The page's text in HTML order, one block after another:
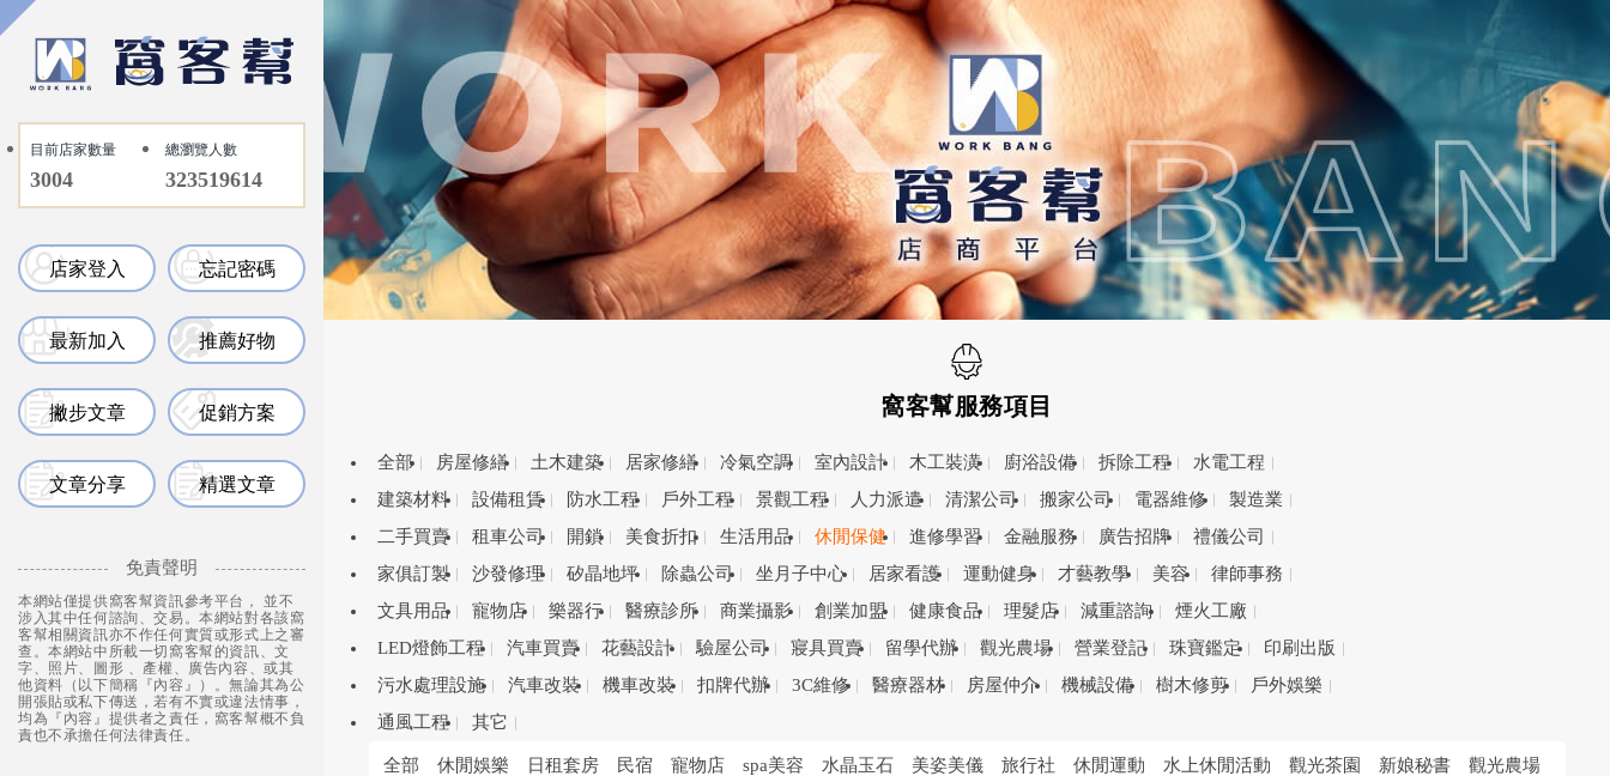
目前店家數量
3004
總瀏覽人數
323519614
店家登入 忘記密碼
最新加入 推薦好物
撇步文章 促銷方案
文章分享 精選文章
免責聲明
本網站僅提供窩客幫資訊參考平台， 並不
涉入其中任何諮詢、交易。本網站對各該窩
客幫相關資訊亦不作任何實質或形式上之審
查。本網站中所載一切窩客幫的資訊、文
字、照片、圖形 、產權、廣告內容、或其
他資料（以下簡稱『內容』）。無論其為公
開張貼或私下傳送，若有不實或違法情事，
均為『內容』提供者之責任，窩客幫概不負
責也不承擔任何法律責任。
窩客幫服務項目
全部 房屋修繕 土木建築 居家修繕 冷氣空調 室內設計 木工裝潢 廚浴設備 拆除工程
水電工程
建築材料
設備租賃 防水工程 戶外工程 景觀工程 人力派遣 清潔公司 搬家公司 電器維修
製造業
二手買賣
租車公司 開鎖 美食折扣 生活用品 休閒保健 進修學習 金融服務 廣告招牌
禮儀公司
家俱訂製
沙發修理 矽晶地坪 除蟲公司 坐月子中心 居家看護 運動健身 才藝教學 美容
律師事務
文具用品
寵物店 樂器行 醫療診所 商業攝影 創業加盟 健康食品 理髮店 減重諮詢
煙火工廠
LED燈飾工程
汽車買賣 花藝設計 驗屋公司 寢具買賣 留學代辦 觀光農場 營業登記 珠寶鑑定
印刷出版
污水處理設施
汽車改裝 機車改裝 扣牌代辦 3C維修 醫療器材 房屋仲介 機械設備 樹木修剪
戶外娛樂
通風工程
其它
全部 休閒娛樂 日租套房 民宿 寵物店 spa美容 水晶玉石 美姿美儀 旅行社 休閒運動 水上休閒活動 觀光茶園 新娘秘書
觀光農場